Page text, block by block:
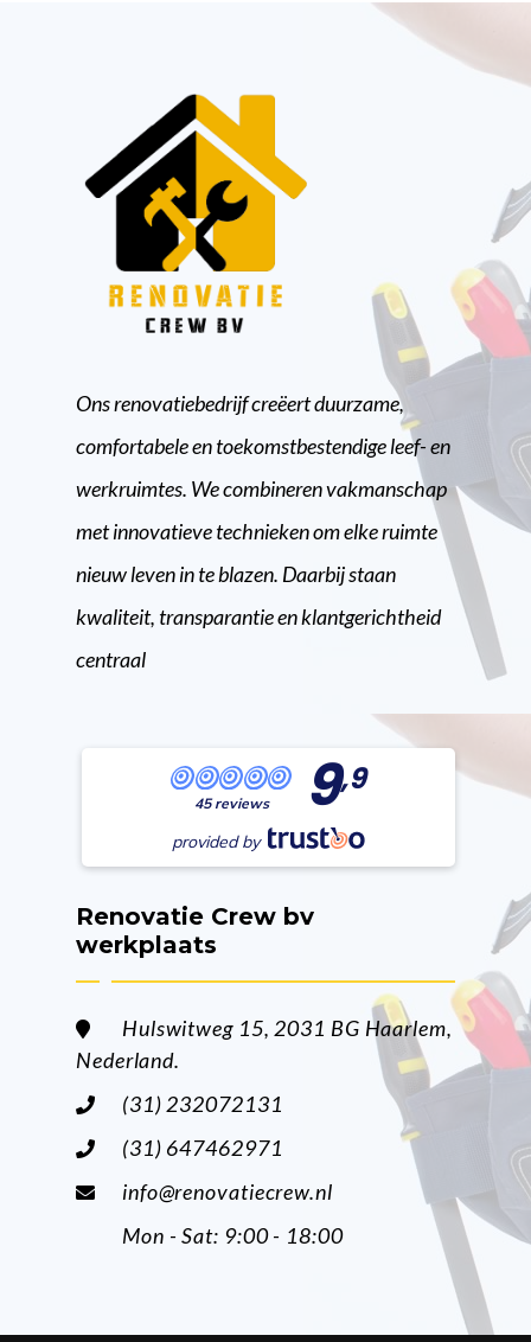
Ons renovatiebedrijf creëert duurzame,
comfortabele en toekomstbestendige leef- en
werkruimtes. We combineren vakmanschap
met innovatieve technieken om elke ruimte
nieuw leven in te blazen. Daarbij staan
kwaliteit, transparantie en klantgerichtheid
centraal
45 reviews 9,9
provided by
Renovatie Crew bv
werkplaats
Hulswitweg 15, 2031 BG Haarlem,
Nederland.
(31) 232072131
(31) 647462971
info@renovatiecrew.nl
Mon - Sat: 9:00 - 18:00